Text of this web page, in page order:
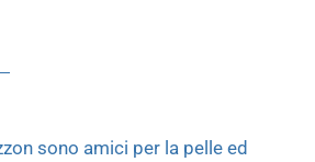
sono amici per la pelle ed